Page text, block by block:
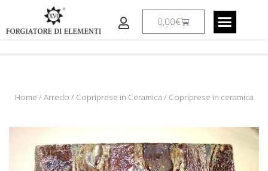
contenuto
0,00€Carrello
Home /Arredo / Copriprese in Ceramica / Copriprese in ceramica